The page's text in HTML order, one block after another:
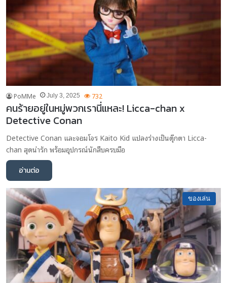
PoMMe July 3, 2025 732
คนร้ายอยู่ในหมู่พวกเรานี่แหละ! Licca-chan x
Detective Conan
Detective Conan และจอมโจร Kaito Kid แปลงร่างเป็นตุ๊กตา Licca-
chan สุดน่ารัก พร้อมอุปกรณ์นักสืบครบมือ
อ่านต่อ
ของเล่น